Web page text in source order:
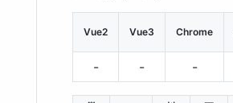
Vue2 Vue3 Chrome
- - -